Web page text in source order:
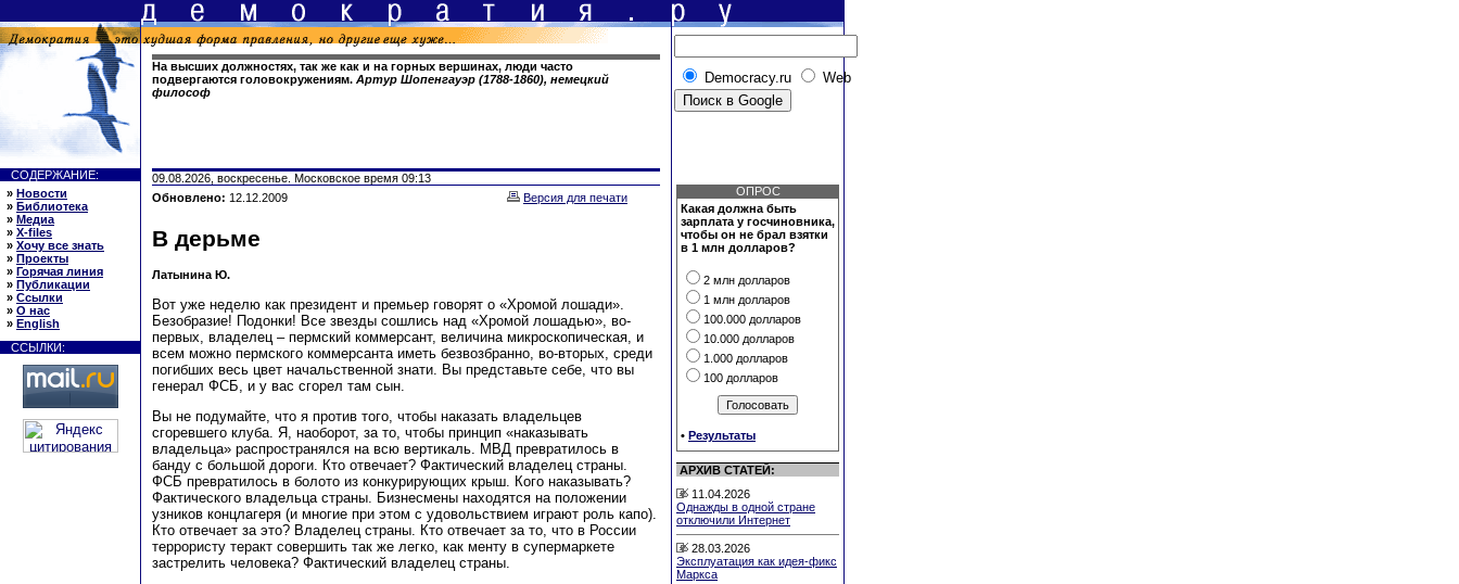
На высших должностях, так же как и на горных вершинах, люди часто
подвергаются головокружениям. Артур Шопенгауэр (1788-1860), немецкий
философ
Democracy.ru Web
СОДЕРЖАНИЕ:
» Новости
» Библиотека
» Медиа
» X-files
» Хочу все знать
» Проекты
» Горячая линия
» Публикации
» Ссылки
» О нас
» English
ССЫЛКИ:
09.08.2026, воскресенье. Московское время 09:13
Обновлено: 12.12.2009 Версия для печати
В дерьме
Латынина Ю.
Вот уже неделю как президент и премьер говорят о «Хромой лошади».
Безобразие! Подонки! Все звезды сошлись над «Хромой лошадью», во-
первых, владелец – пермский коммерсант, величина микроскопическая, и
всем можно пермского коммерсанта иметь безвозбранно, во-вторых, среди
погибших весь цвет начальственной знати. Вы представьте себе, что вы
генерал ФСБ, и у вас сгорел там сын.
Вы не подумайте, что я против того, чтобы наказать владельцев
сгоревшего клуба. Я, наоборот, за то, чтобы принцип «наказывать
владельца» распространялся на всю вертикаль. МВД превратилось в
банду с большой дороги. Кто отвечает? Фактический владелец страны.
ФСБ превратилось в болото из конкурирующих крыш. Кого наказывать?
Фактического владельца страны. Бизнесмены находятся на положении
узников концлагеря (и многие при этом с удовольствием играют роль капо).
Кто отвечает за это? Владелец страны. Кто отвечает за то, что в России
террористу теракт совершить так же легко, как менту в супермаркете
застрелить человека? Фактический владелец страны.
ОПРОС
Какая должна быть
зарплата у госчиновника,
чтобы он не брал взятки
в 1 млн долларов?
2 млн долларов
1 млн долларов
100.000 долларов
10.000 долларов
1.000 долларов
100 долларов
• Результаты
АРХИВ СТАТЕЙ:
11.04.2026
Однажды в одной стране
отключили Интернет
28.03.2026
Эксплуатация как идея-фикс
Маркса